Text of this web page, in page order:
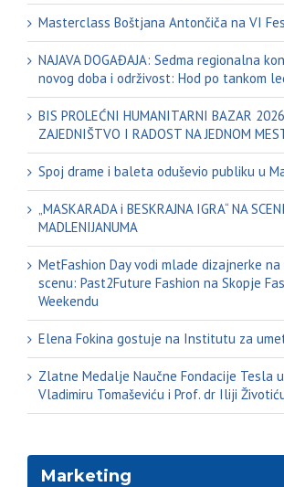
Masterclass Boštjana Antončiča na VI
NAJAVA DOGAĐAJA: Sedma regionalna
novog doba i održivost: Hod po tankom
BIS PROLEĆNI HUMANITARNI BAZAR
ZAJEDNIŠTVO I RADOST NA JEDNOM
Spoj drame i baleta oduševio publiku u
„MASKARADA i BESKRAJNA IGRA“ NA SCENI
MADLENIJANUMA
MetFashion Day vodi mlade dizajnerke
scenu: Past2Future Fashion na Skopje
Weekendu
Elena Fokina gostuje na Institutu za
Zlatne Medalje Naučne Fondacije Tesla
Vladimiru Tomaševiću i Prof. dr Iliji
Marketing